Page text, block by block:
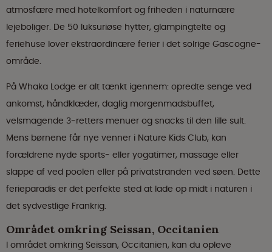
atmosfære med hotelkomfort og friheden i naturnære
lejeboliger. De 50 luksuriøse hytter, glampingtelte og
feriehuse lover ekstraordinære ferier i det solrige Gascogne-
område.
På Whaka Lodge er alt tænkt igennem: opredte senge ved
ankomst, håndklæder, daglig morgenmadsbuffet,
velsmagende 3-retters menuer og snacks til den lille sult.
Mens børnene får nye venner i Nature Kids Club, kan
forældrene nyde sports- eller yogatimer, massage eller
slappe af ved poolen eller på privatstranden ved søen. Dette
ferieparadis er det perfekte sted at lade op midt i naturen i
det sydvestlige Frankrig.
Området omkring Seissan, Occitanien
I området omkring Seissan, Occitanien, kan du opleve